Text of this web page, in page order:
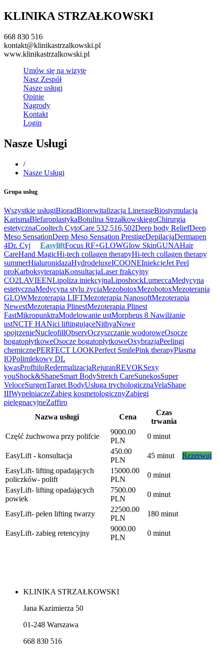
KLINIKA STRZAŁKOWSKI
668 830 516
kontakt@klinikastrzalkowski.pl
www.klinikastrzalkowski.pl
Umów się na wizytę
Nasz Zespół
Nasze usługi
Opinie
Nagrody
Kontakt
Login
Nasze Usługi
/
Nasze Usługi
Grupa usług
Wszystkie usługiBioradBiorewitalizacja LineraseBiostymulacja
KarismaBlefaroplastykaBotulina StrzałkowskiegoChirurgia
estetycznaCooltech CytoCare 532,516,502Deep body ReliefDeep
Meso SensationDeep Meso Sensation PrestigeDepilacjaDermapen
4Dr. Cyj EasyliftFocus RF+GLOWGlow SkinGUNAHair
CareHand MagicHi-tech collagen therapyHi-tech collagen therapy
summerHialuronidazaHydrodeluxeICOONEIniekcjeJet Peel
proKarboksyterapiaKonsultacjaLaser frakcyjny
CO2LAVIEENLipoliza iniekcyjnaLiposhockLumeccaMedycyna
estetycznaMedycyna stylu życiaMezobotoxMezobotoxMezoterapia
GLOWMezoterapia LIFTMezoterapia NanosoftMezoterapia
NewestMezoterapia PlinestMezoterapia Plinest
FastMikropunktraModelowanie ustMorpheus 8 Nawilżanie
ustNCTF HANici liftingująceNithyaNowe
spojrzenieNucleofillObservOczyszczanie wodoroweOsocze
bogatopłytkoweOsocze bogatopłytkoweOxybrazjaPeelingi
chemicznePERFECT LOOKPerfect SmilePink therapyPlasma
IQPolimlekowy DL
kwasProfhiloRedermalizacjaRejuranREVOKSexy
youShock&ShapeSmart BodyStretch CareSunekosSuper
VeloceSurgenTarget BodyUsługa trychologicznaVelaShape
IIIWypełniaczeZabieg kosmetologicznyZabiegi
pielęgnacyjneZaffiro
Nazwa usługi
Cena
Czas
trwania
Część żuchwowa przy polifcie
9000.00
PLN
0 minut
EasyLift - konsultacja
450.00
PLN
45 minut
Rezerwuj
EasyLift- lifting opadających
policzków- polift
15000.00
PLN
0 minut
EasyLift- lifting opadających
powiek
7500.00
PLN
0 minut
EasyLift- pełen lifting twarzy
22500.00
PLN
180 minut
EasyLift- zabieg retencyjny
9000.00
PLN
0 minut
KLINIKA STRZAŁKOWSKI
Jana Kazimierza 50
01-248 Warszawa
668 830 516